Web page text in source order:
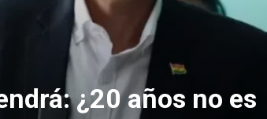
¿20 años no es